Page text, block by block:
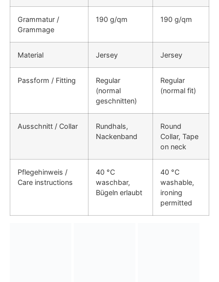
Grammatur /
Grammage
190 g/qm 190 g/qm
Material Jersey Jersey
Passform / Fitting
Regular
(normal
geschnitten)
Regular
(normal fit)
Ausschnitt / Collar
Rundhals,
Nackenband
Round
Collar, Tape
on neck
Pflegehinweis /
Care instructions
40 °C
waschbar,
Bügeln erlaubt
40 °C
washable,
ironing
permitted